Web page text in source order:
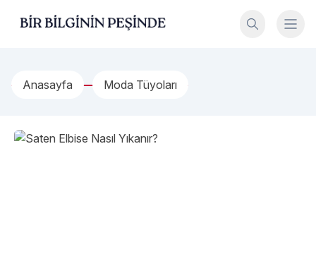
Bir Bilginin Peşinde!
Anasayfa Moda Tüyoları